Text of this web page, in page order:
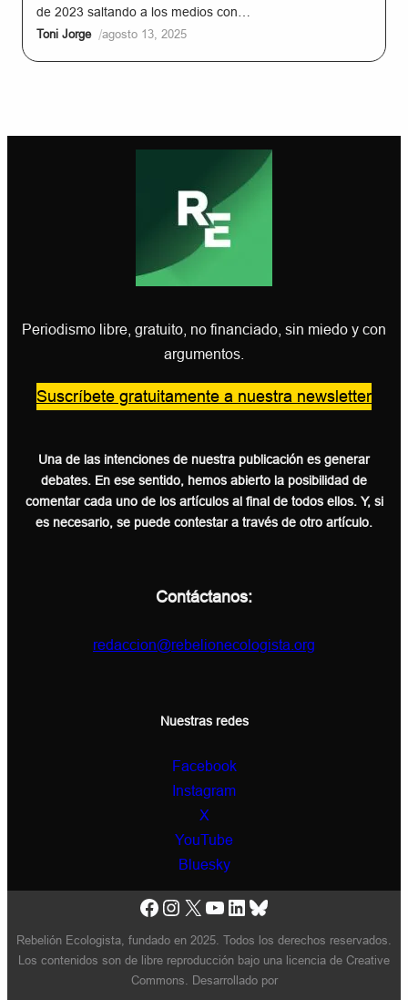
de 2023 saltando a los medios con…
Toni Jorge /agosto 13, 2025
Periodismo libre, gratuito, no financiado, sin miedo y con
argumentos.
Suscríbete gratuitamente a nuestra newsletter
Una de las intenciones de nuestra publicación es generar
debates. En ese sentido, hemos abierto la posibilidad de
comentar cada uno de los artículos al final de todos ellos. Y, si
es necesario, se puede contestar a través de otro artículo.
Contáctanos:
redaccion@rebelionecologista.org
Nuestras redes
Facebook
Instagram
X
YouTube
Bluesky
Facebook
Instagram
X YouTube
LinkedIn
Bluesky
Rebelión Ecologista, fundado en 2025. Todos los derechos reservados.
Los contenidos son de libre reproducción bajo una licencia de Creative
Commons. Desarrollado por